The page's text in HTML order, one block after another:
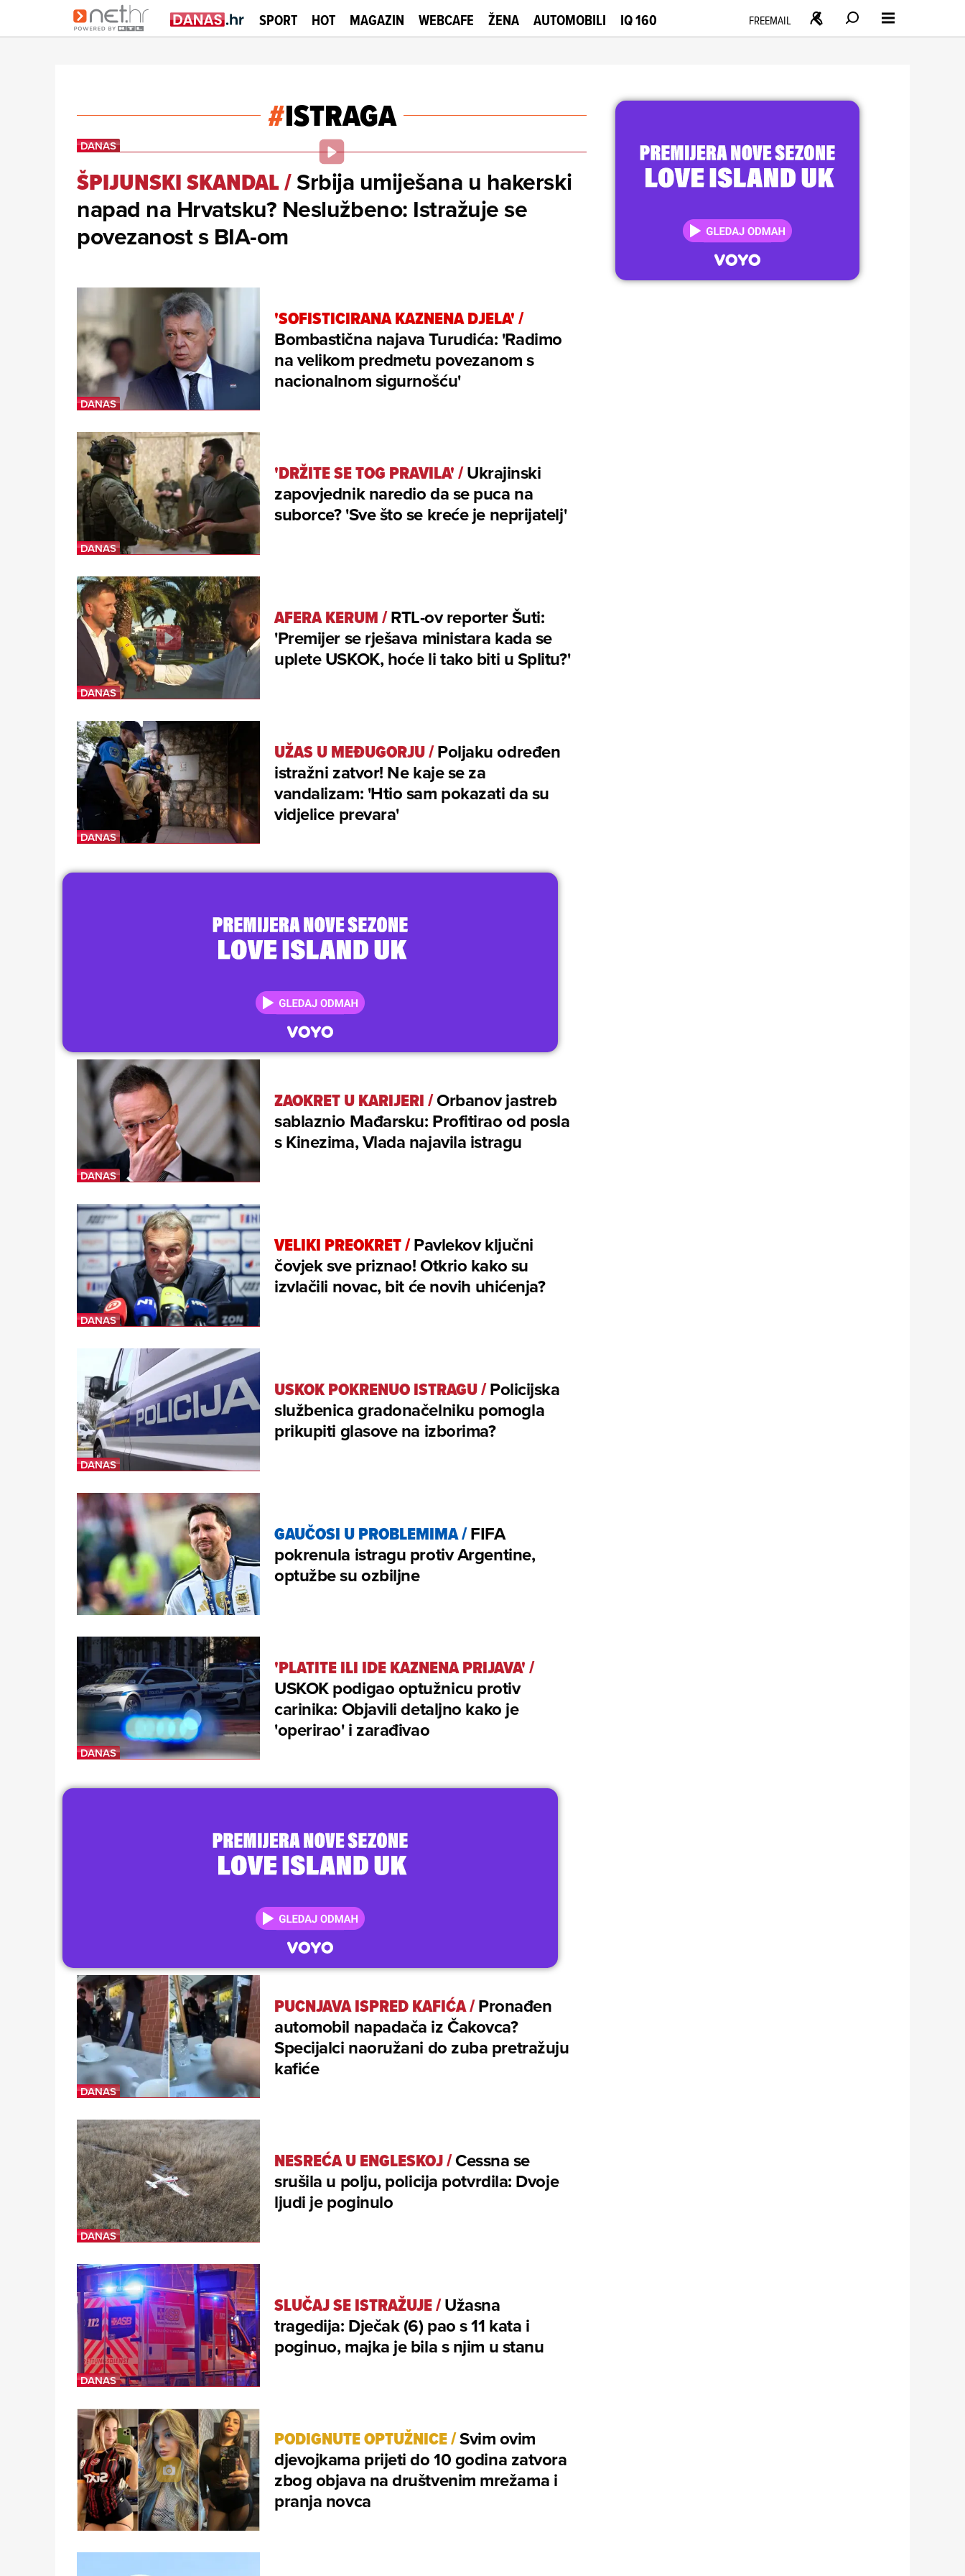
SPORT HOT MAGAZIN WEBCAFE ŽENA AUTOMOBILI IQ 160 FREEMAIL
#ISTRAGA
ŠPIJUNSKI SKANDAL/Srbija umiješana u hakerski
napad na Hrvatsku? Neslužbeno: Istražuje se
povezanost s BIA-om
'SOFISTICIRANA KAZNENA DJELA'/
Bombastična najava Turudića: 'Radimo
na velikom predmetu povezanom s
nacionalnom sigurnošću'
'DRŽITE SE TOG PRAVILA'/Ukrajinski
zapovjednik naredio da se puca na
suborce? 'Sve što se kreće je neprijatelj'
AFERA KERUM/RTL-ov reporter Šuti:
'Premijer se rješava ministara kada se
uplete USKOK, hoće li tako biti u Splitu?'
UŽAS U MEĐUGORJU/Poljaku određen
istražni zatvor! Ne kaje se za
vandalizam: 'Htio sam pokazati da su
vidjelice prevara'
ZAOKRET U KARIJERI/Orbanov jastreb
sablaznio Mađarsku: Profitirao od posla
s Kinezima, Vlada najavila istragu
VELIKI PREOKRET/Pavlekov ključni
čovjek sve priznao! Otkrio kako su
izvlačili novac, bit će novih uhićenja?
USKOK POKRENUO ISTRAGU/Policijska
službenica gradonačelniku pomogla
prikupiti glasove na izborima?
GAUČOSI U PROBLEMIMA/FIFA
pokrenula istragu protiv Argentine,
optužbe su ozbiljne
'PLATITE ILI IDE KAZNENA PRIJAVA'/
USKOK podigao optužnicu protiv
carinika: Objavili detaljno kako je
'operirao' i zarađivao
PUCNJAVA ISPRED KAFIĆA/Pronađen
automobil napadača iz Čakovca?
Specijalci naoružani do zuba pretražuju
kafiće
NESREĆA U ENGLESKOJ/Cessna se
srušila u polju, policija potvrdila: Dvoje
ljudi je poginulo
SLUČAJ SE ISTRAŽUJE/Užasna
tragedija: Dječak (6) pao s 11 kata i
poginuo, majka je bila s njim u stanu
PODIGNUTE OPTUŽNICE/Svim ovim
djevojkama prijeti do 10 godina zatvora
zbog objava na društvenim mrežama i
pranja novca